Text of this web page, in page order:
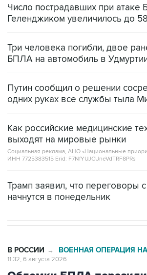
Число пострадавших при
Геленджиком увеличилось до
Три человека погибли, двое
БПЛА на автомобиль в
Путин сообщил о решении
одних руках все службы тыла
Как российские медицинские
выходят на мировые рынки
Социальная реклама, АНО «Национальные
ИНН 7725383515 Erid: F7NfYUJCUneVdTRF8PRs
Трамп заявил, что переговоры
начнутся в понедельник
В РОССИИ → ВОЕННАЯ ОПЕРАЦИЯ
11:32, 6 августа 2026